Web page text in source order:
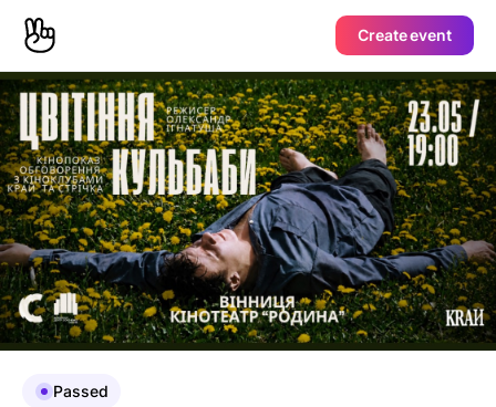
Create event
Passed